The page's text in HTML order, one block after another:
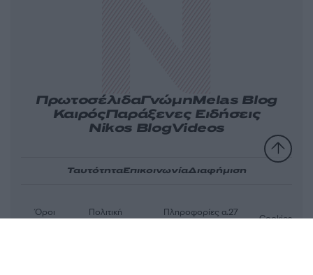
ΠρωτοσέλιδαΓνώμηMelas Blog
ΚαιρόςΠαράξενες Ειδήσεις
Nikos BlogVideos
ΤαυτότηταΕπικοινωνίαΔιαφήμιση
Όροι
Πολιτική
Πληροφορίες α.27
Cookies